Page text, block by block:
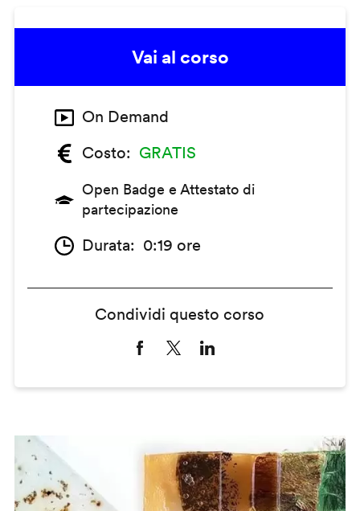
Vai al corso
On Demand
Costo
GRATIS
Open Badge e Attestato di
partecipazione
Durata 0:19 ore
Condividi questo corso